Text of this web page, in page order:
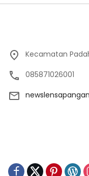
Kecamatan
085871026001